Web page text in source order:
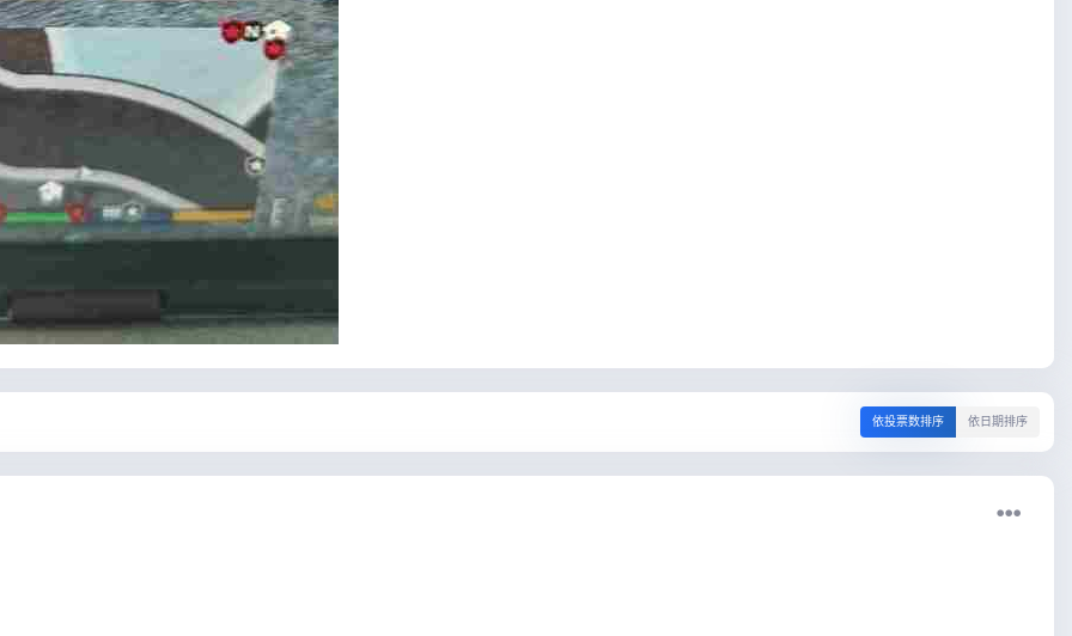
依投票数排序 依日期排序